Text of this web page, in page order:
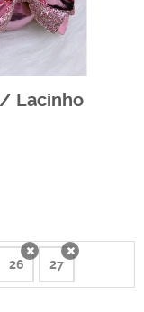
Lacinho
26x 27x